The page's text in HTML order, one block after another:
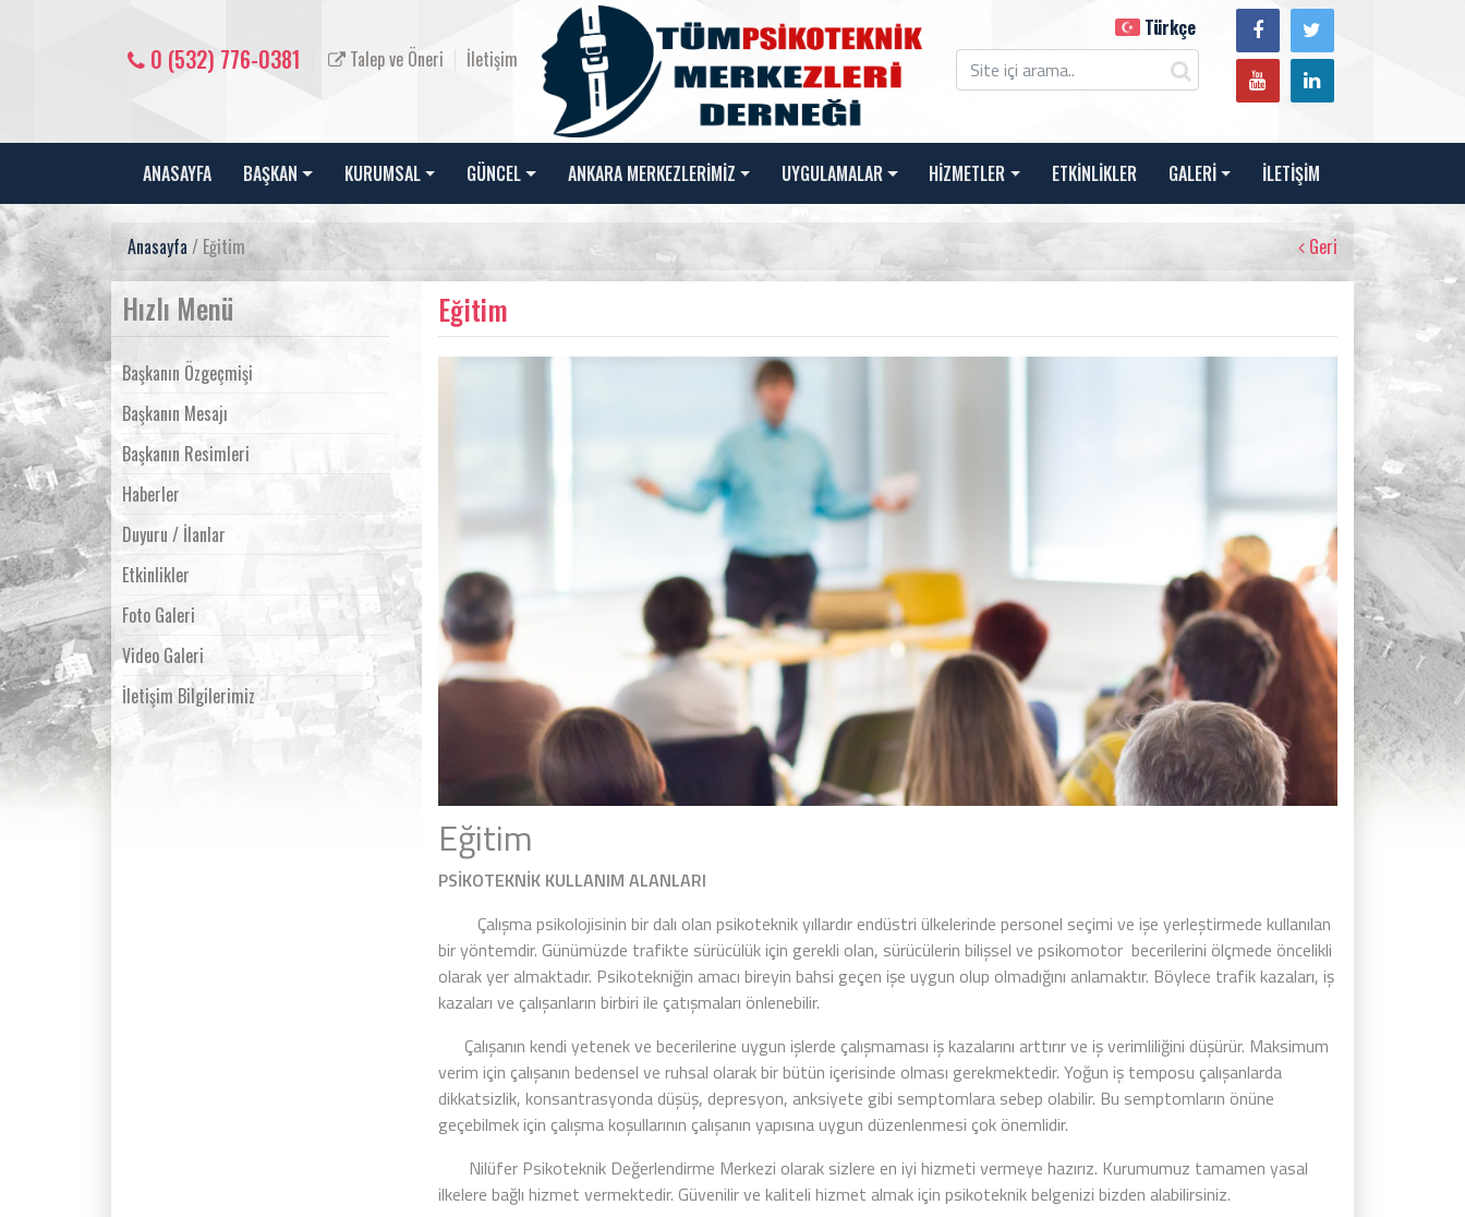
0 (532) 776-0381 Talep ve Öneri İletişim
Türkçe
ANASAYFA BAŞKAN KURUMSAL GÜNCEL ANKARA MERKEZLERİMİZ UYGULAMALAR HİZMETLER ETKİNLİKLER GALERİ İLETİŞİM
Anasayfa / Eğitim Geri
Hızlı Menü
Başkanın Özgeçmişi
Başkanın Mesajı
Başkanın Resimleri
Haberler
Duyuru / İlanlar
Etkinlikler
Foto Galeri
Video Galeri
İletişim Bilgilerimiz
Eğitim
Eğitim
PSİKOTEKNİK KULLANIM ALANLARI
Çalışma psikolojisinin bir dalı olan psikoteknik yıllardır endüstri ülkelerinde personel seçimi ve işe yerleştirmede kullanılan
bir yöntemdir. Günümüzde trafikte sürücülük için gerekli olan, sürücülerin bilişsel ve psikomotor becerilerini ölçmede öncelikli
olarak yer almaktadır. Psikotekniğin amacı bireyin bahsi geçen işe uygun olup olmadığını anlamaktır. Böylece trafik kazaları, iş
kazaları ve çalışanların birbiri ile çatışmaları önlenebilir.
Çalışanın kendi yetenek ve becerilerine uygun işlerde çalışmaması iş kazalarını arttırır ve iş verimliliğini düşürür. Maksimum
verim için çalışanın bedensel ve ruhsal olarak bir bütün içerisinde olması gerekmektedir. Yoğun iş temposu çalışanlarda
dikkatsizlik, konsantrasyonda düşüş, depresyon, anksiyete gibi semptomlara sebep olabilir. Bu semptomların önüne
geçebilmek için çalışma koşullarının çalışanın yapısına uygun düzenlenmesi çok önemlidir.
Nilüfer Psikoteknik Değerlendirme Merkezi olarak sizlere en iyi hizmeti vermeye hazırız. Kurumumuz tamamen yasal
ilkelere bağlı hizmet vermektedir. Güvenilir ve kaliteli hizmet almak için psikoteknik belgenizi bizden alabilirsiniz.